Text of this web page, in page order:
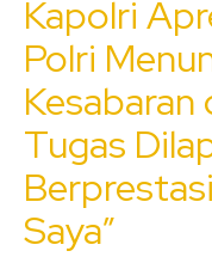
Kapolri
Polri
Kesabaran
Tugas
Saya”